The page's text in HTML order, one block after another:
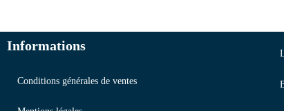
Informations
Conditions générales de ventes